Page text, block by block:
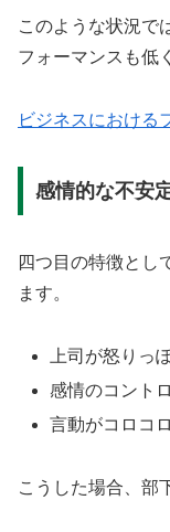
このような状況で
フォーマンスも低
ビジネスにおける
感情的な不安
四つ目の特徴とし
ます。
上司が怒りっ
感情のコント
言動がコロコ
こうした場合、部